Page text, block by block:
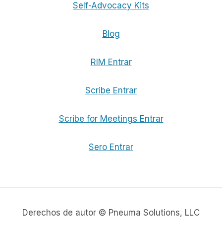
Self-Advocacy Kits
Blog
RIM Entrar
Scribe Entrar
Scribe for Meetings Entrar
Sero Entrar
Derechos de autor © Pneuma Solutions, LLC